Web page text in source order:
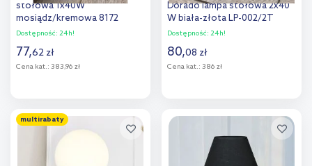
stołowa 1x40W
mosiądz/kremowa 8172
Dostępność: 24h!
77,62 zł
Cena kat.: 383,96 zł
Dodaj do
Dorado lampa stołowa 2x40
W biała-złota LP-002/2T
Dostępność: 24h!
80,08 zł
Cena kat.: 386 zł
porównania
multirabaty